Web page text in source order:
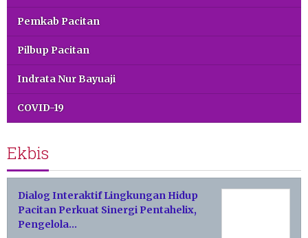
Pemkab Pacitan
Pilbup Pacitan
Indrata Nur Bayuaji
COVID-19
Ekbis
Dialog Interaktif Lingkungan Hidup
Pacitan Perkuat Sinergi Pentahelix,
Pengelola…